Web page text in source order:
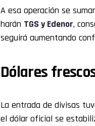
A esa operación se
harán TGS y Edenor,
seguirá aumentando
Dólares
La entrada de divisas
el dólar oficial se